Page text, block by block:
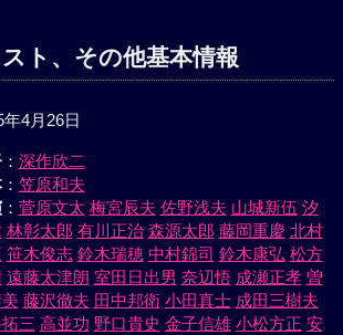
を責めた。そして海田に反抗した久能は
た。一方、窮地に立たされた広谷は、吉
得を要請した。自らの意志で広谷に接近
の解散、広谷等の減刑、という条件で自
花道じゃけん、カッコつけさせてくれ」
をはずさせた広谷は、突然海田の拳銃を
た。久能は腰の拳銃を抜きざま広谷の頭
和40年。倉島署内の一派出所の巡査・久
巡回中、接近して来た一台の乗用車には
故として処理された。
ト、その他基本情報
年4月26日
： 深作欣二
： 笠原和夫
： 菅原文太 梅宮辰夫 佐野浅夫 山城新伍 汐
林彰太郎 有川正治 森源太郎 藤岡重慶 北村
笹木俊志 鈴木瑞穂 中村錦司 鈴木康弘 松方
遠藤太津朗 室田日出男 奈辺悟 成瀬正孝 曽
藤沢徹夫 田中邦衛 小田真士 成田三樹夫
三 高並功 野口貴史 金子信雄 小松方正 安